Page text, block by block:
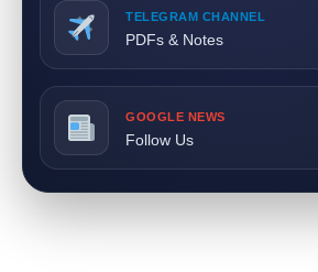
TELEGRAM CHANNEL
PDFs & Notes
GOOGLE NEWS
Follow Us